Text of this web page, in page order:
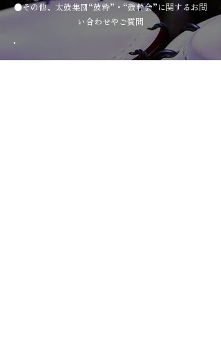
●その他、太鼓集団“鼓粋”・“鼓粋会”に関するお問
い合わせやご質問